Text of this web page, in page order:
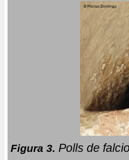
Figura 3. Polls de